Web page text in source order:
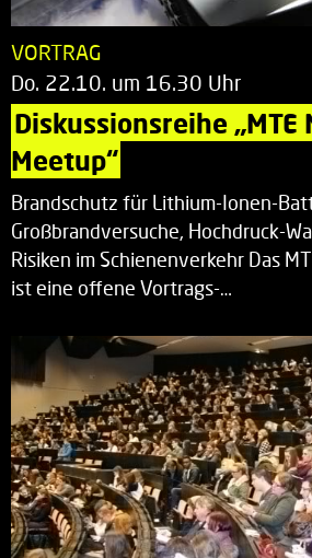
VORTRAG
Do. 22.10. um 16.30 Uhr
Diskussionsreihe
Meetup“
Brandschutz für Lithium-Ionen-
Großbrandversuche, Hochdruck-
Risiken im Schienenverkehr Das
ist eine offene Vortrags-…